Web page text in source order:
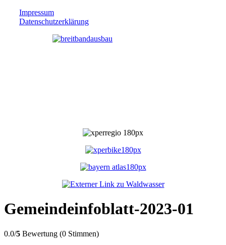
Impressum
Datenschutzerklärung
Gemeindeinfoblatt-2023-01
0.0/5 Bewertung (0 Stimmen)